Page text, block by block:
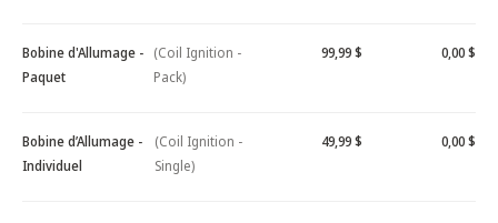
Bobine d'Allumage -
Paquet
(Coil Ignition -
Pack)
99,99 $ 0,00 $
Bobine d’Allumage -
Individuel
(Coil Ignition -
Single)
49,99 $ 0,00 $